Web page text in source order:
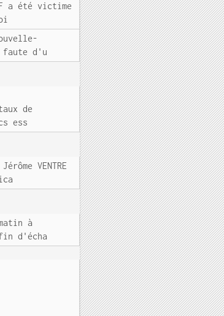
a été victime
faute d'u
de
ess
VENTRE
à
d'écha